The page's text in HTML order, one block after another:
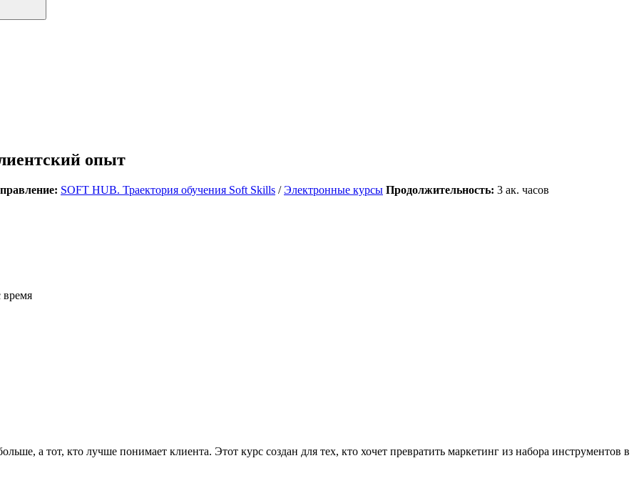
опыт
SOFT HUB. Траектория обучения Soft Skills /Электронные курсы Продолжительность: 3 ак. часов
время
а тот, кто лучше понимает клиента. Этот курс создан для тех, кто хочет превратить маркетинг из набора инструментов в